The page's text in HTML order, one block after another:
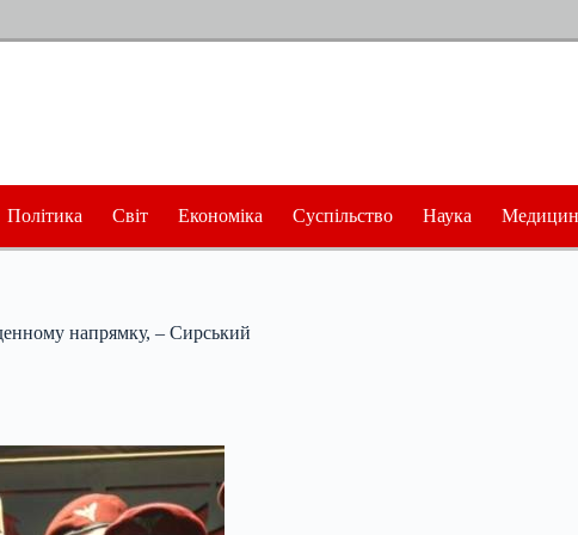
Політика Світ Економіка Суспільство Наука
напрямку, – Сирський